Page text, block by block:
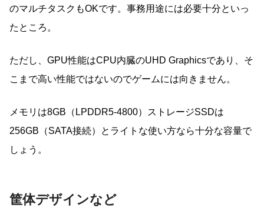
のマルチタスクもOKです。事務用途には必要十分といっ
たところ。
ただし、GPU性能はCPU内臓のUHD Graphicsであり、そ
こまで高い性能ではないのでゲームには向きません。
メモリは8GB（LPDDR5-4800）ストレージSSDは
256GB（SATA接続）とライトな使い方なら十分な容量で
しょう。
筐体デザインなど